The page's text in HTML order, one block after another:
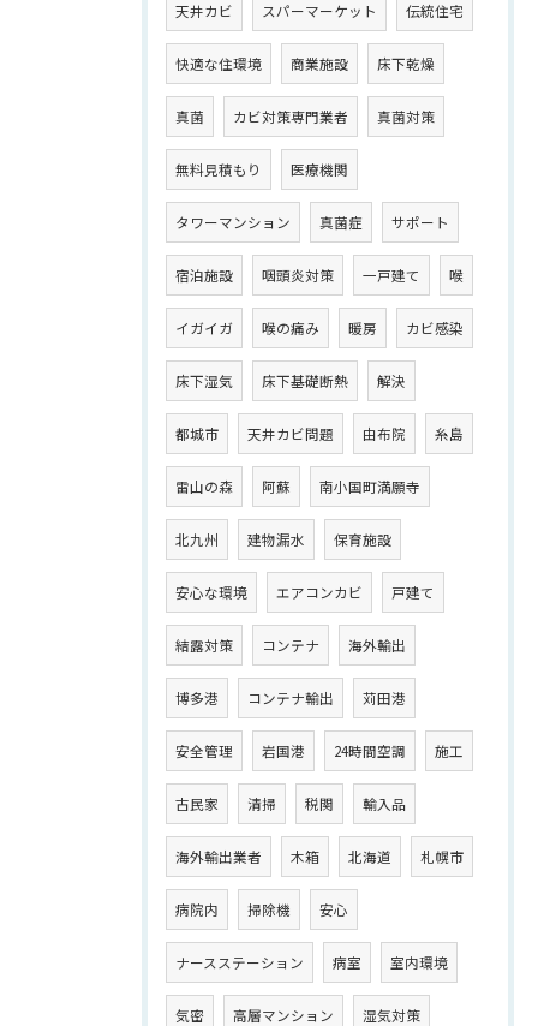
天井カビ スパーマーケット 伝統住宅
快適な住環境 商業施設 床下乾燥
真菌 カビ対策専門業者 真菌対策
無料見積もり 医療機関
タワーマンション 真菌症 サポート
宿泊施設 咽頭炎対策 一戸建て 喉
イガイガ 喉の痛み 暖房 カビ感染
床下湿気 床下基礎断熱 解決
都城市 天井カビ問題 由布院 糸島
雷山の森 阿蘇 南小国町満願寺
北九州 建物漏水 保育施設
安心な環境 エアコンカビ 戸建て
結露対策 コンテナ 海外輸出
博多港 コンテナ輸出 苅田港
安全管理 岩国港 24時間空調 施工
古民家 清掃 税関 輸入品
海外輸出業者 木箱 北海道 札幌市
病院内 掃除機 安心
ナースステーション 病室 室内環境
気密 高層マンション 湿気対策